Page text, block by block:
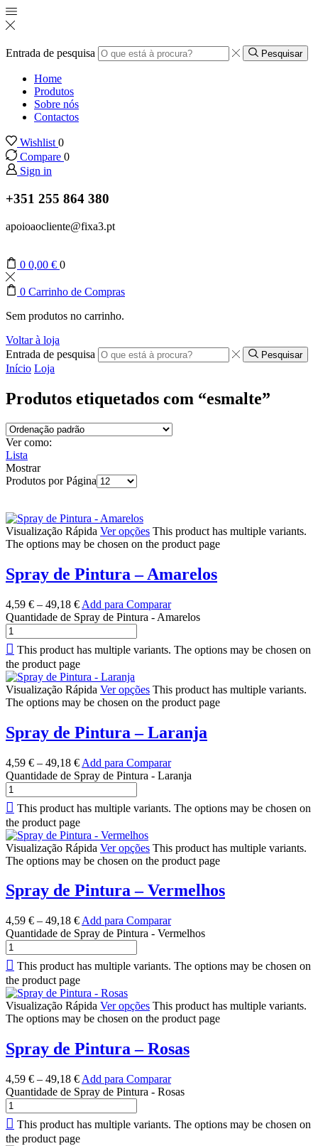
Entrada de pesquisa Pesquisar
Home
Produtos
Sobre nós
Contactos
Wishlist 0
Compare 0
Sign in
+351 255 864 380
apoioaocliente@fixa3.pt
0 0,00 € 0
0 Carrinho de Compras
Sem produtos no carrinho.
Voltar à loja
Entrada de pesquisa
Pesquisar
Início Loja
Produtos etiquetados com “esmalte”
Ver como:
Lista
Mostrar
Produtos por Página
Visualização Rápida Ver opções This product has multiple variants.
The options may be chosen on the product page
Spray de Pintura – Amarelos
4,59 € – 49,18 € Add para Comparar
Quantidade de Spray de Pintura - Amarelos
This product has multiple variants. The options may be chosen on
the product page
Visualização Rápida Ver opções This product has multiple variants.
The options may be chosen on the product page
Spray de Pintura – Laranja
4,59 € – 49,18 € Add para Comparar
Quantidade de Spray de Pintura - Laranja
This product has multiple variants. The options may be chosen on
the product page
Visualização Rápida Ver opções This product has multiple variants.
The options may be chosen on the product page
Spray de Pintura – Vermelhos
4,59 € – 49,18 € Add para Comparar
Quantidade de Spray de Pintura - Vermelhos
This product has multiple variants. The options may be chosen on
the product page
Visualização Rápida Ver opções This product has multiple variants.
The options may be chosen on the product page
Spray de Pintura – Rosas
4,59 € – 49,18 € Add para Comparar
Quantidade de Spray de Pintura - Rosas
This product has multiple variants. The options may be chosen on
the product page